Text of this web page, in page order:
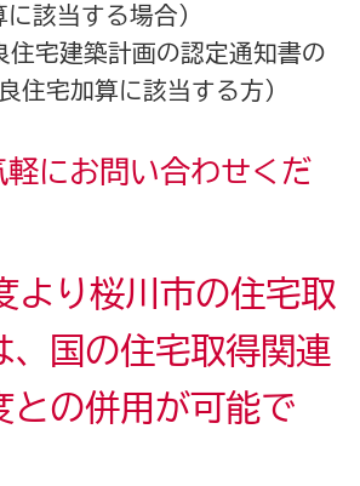
該当する場合）
住宅建築計画の認定通知書の
住宅加算に該当する方）
にお問い合わせくだ
より桜川市の住宅取
、国の住宅取得関連
との併用が可能で